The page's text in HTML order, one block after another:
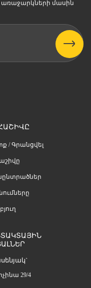
առաջարկների մասին
/ Գրանցվել
29/4